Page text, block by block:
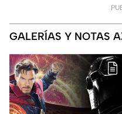
GALERÍAS Y NOTAS